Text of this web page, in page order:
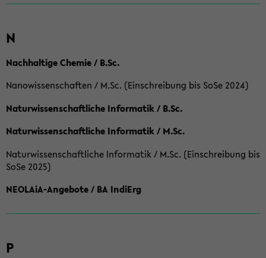
N
Nachhaltige Chemie / B.Sc.
Nanowissenschaften / M.Sc. (Einschreibung bis SoSe 2024)
Naturwissenschaftliche Informatik / B.Sc.
Naturwissenschaftliche Informatik / M.Sc.
Naturwissenschaftliche Informatik / M.Sc. (Einschreibung bis
SoSe 2025)
NEOLAiA-Angebote / BA IndiErg
P